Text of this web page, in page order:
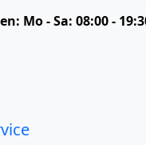
Mo - Sa: 08:00 -